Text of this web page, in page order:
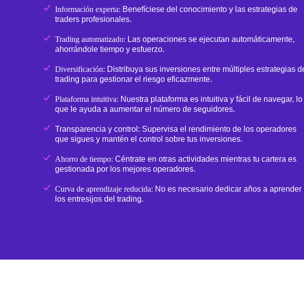
Información experta: Benefíciese del conocimiento y las estrategias de
traders profesionales.
Trading automatizado: Las operaciones se ejecutan automáticamente,
ahorrándole tiempo y esfuerzo.
Diversificación: Distribuya sus inversiones entre múltiples estrategias
trading para gestionar el riesgo eficazmente.
Plataforma intuitiva: Nuestra plataforma es intuitiva y fácil de navegar, lo
que le ayuda a aumentar el número de seguidores.
Transparencia y control: Supervisa el rendimiento de los operadores
que sigues y mantén el control sobre tus inversiones.
Ahorro de tiempo: Céntrate en otras actividades mientras tu cartera es
gestionada por los mejores operadores.
Curva de aprendizaje reducida: No es necesario dedicar años a aprender
los entresijos del trading.